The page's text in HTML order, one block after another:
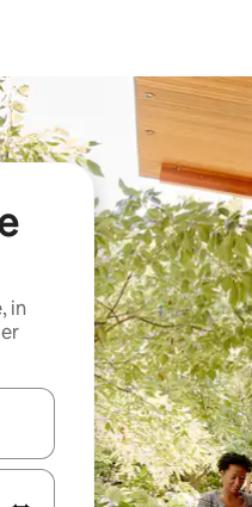
in
Pfeiltasten nach oben